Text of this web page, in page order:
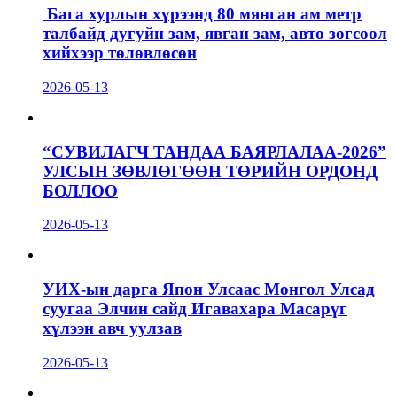
Бага хурлын хүрээнд 80 мянган ам метр
талбайд дугуйн зам, явган зам, авто зогсоол
хийхээр төлөвлөсөн
2026-05-13
“СУВИЛАГЧ ТАНДАА БАЯРЛАЛАА-2026”
УЛСЫН ЗӨВЛӨГӨӨН ТӨРИЙН ОРДОНД
БОЛЛОО
2026-05-13
УИХ-ын дарга Япон Улсаас Монгол Улсад
суугаа Элчин сайд Игавахара Масарүг
хүлээн авч уулзав
2026-05-13